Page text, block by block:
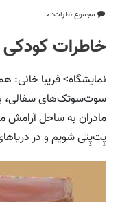
مجموع نظرات: ۰
خاطرات کودکی
نمایشگاه> فریبا
سوت‌سوتک‌های سفالی، با
مادران به ساحل آرامش
پِت‌پِتی شویم و در